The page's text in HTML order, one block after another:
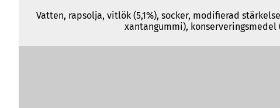
Vatten, rapsolja, vitlök (5,1%), socker, modifierad
xantangummi),